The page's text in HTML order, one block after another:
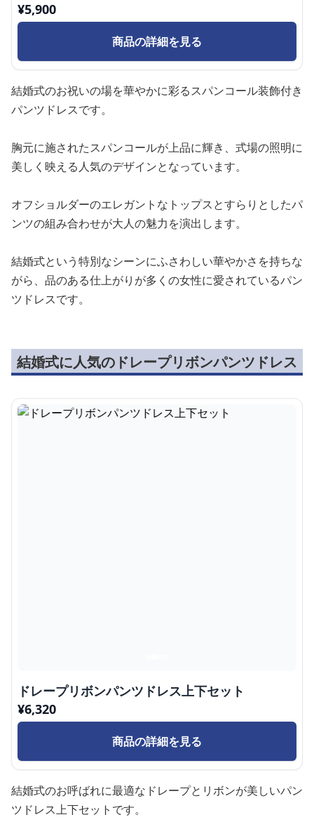
¥5,900
商品の詳細を見る
結婚式のお祝いの場を華やかに彩るスパンコール装飾付き
パンツドレスです。
胸元に施されたスパンコールが上品に輝き、式場の照明に
美しく映える人気のデザインとなっています。
オフショルダーのエレガントなトップスとすらりとしたパ
ンツの組み合わせが大人の魅力を演出します。
結婚式という特別なシーンにふさわしい華やかさを持ちな
がら、品のある仕上がりが多くの女性に愛されているパン
ツドレスです。
結婚式に人気のドレープリボンパンツドレス
ドレープリボンパンツドレス上下セット
¥6,320
商品の詳細を見る
結婚式のお呼ばれに最適なドレープとリボンが美しいパン
ツドレス上下セットです。